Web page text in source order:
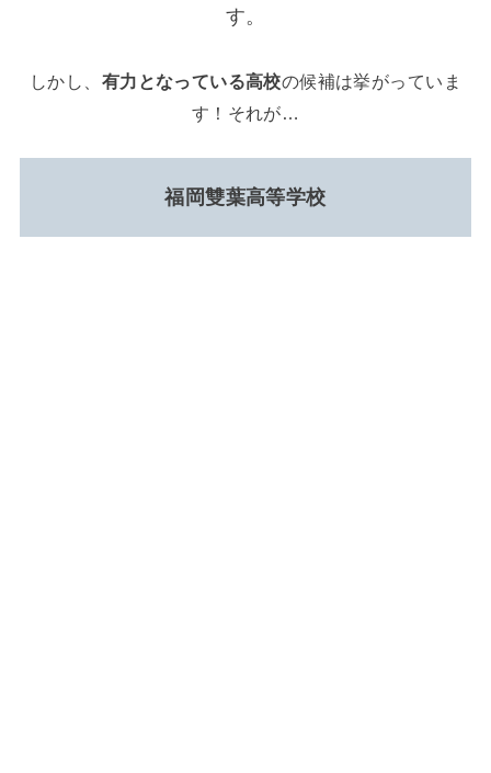
す。
しかし、 有力となっている高校の候補は挙がっていま
す！それが…
福岡雙葉高等学校